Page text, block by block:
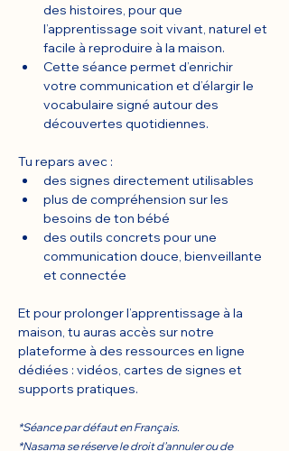
des histoires, pour que
l’apprentissage soit vivant, naturel et
facile à reproduire à la maison.
Cette séance permet d’enrichir
votre communication et d’élargir le
vocabulaire signé autour des
découvertes quotidiennes.
Tu repars avec :
des signes directement utilisables
plus de compréhension sur les
besoins de ton bébé
des outils concrets pour une
communication douce, bienveillante
et connectée
Et pour prolonger l’apprentissage à la
maison, tu auras accès sur notre
plateforme à des ressources en ligne
dédiées : vidéos, cartes de signes et
supports pratiques.
*Séance par défaut en Français.
*Nasama se réserve le droit d’annuler ou de